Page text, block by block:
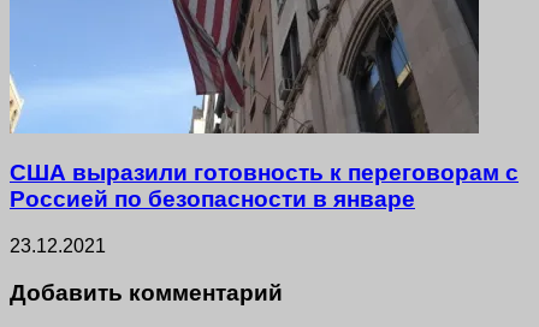
США выразили готовность к переговорам с
Россией по безопасности в январе
23.12.2021
Добавить комментарий